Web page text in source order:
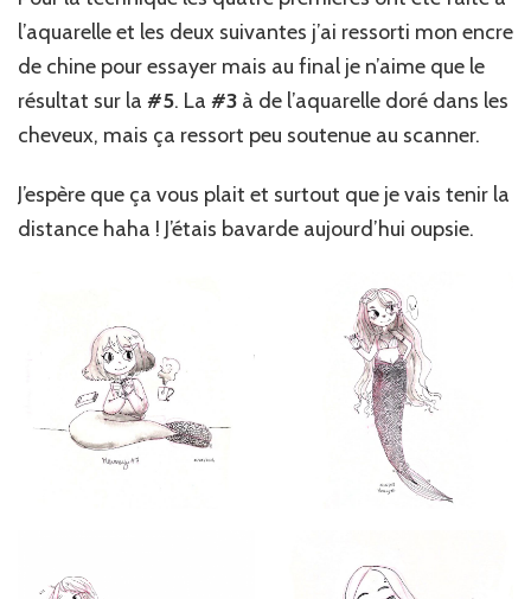
l’aquarelle et les deux suivantes j’ai ressorti mon encre
de chine pour essayer mais au final je n’aime que le
résultat sur la #5. La #3 à de l’aquarelle doré dans les
cheveux, mais ça ressort peu soutenue au scanner.
J’espère que ça vous plait et surtout que je vais tenir la
distance haha ! J’étais bavarde aujourd’hui oupsie.